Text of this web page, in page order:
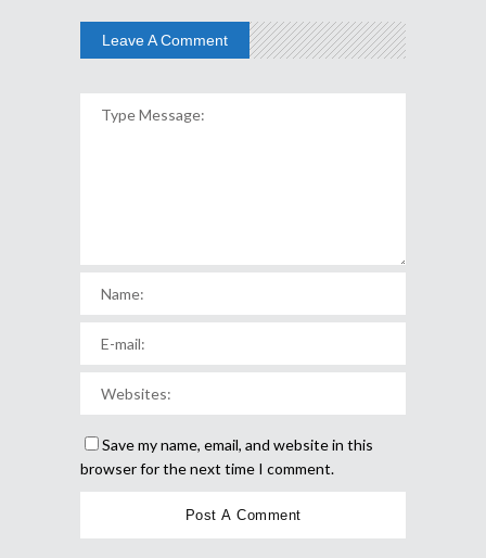
Leave A Comment
Save my name, email, and website in this
browser for the next time I comment.